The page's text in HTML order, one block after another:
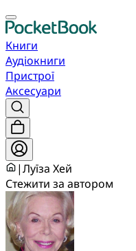
Книги
Аудіокниги
Пристрої
Аксесуари
|Луїза Хей
Стежити за автором